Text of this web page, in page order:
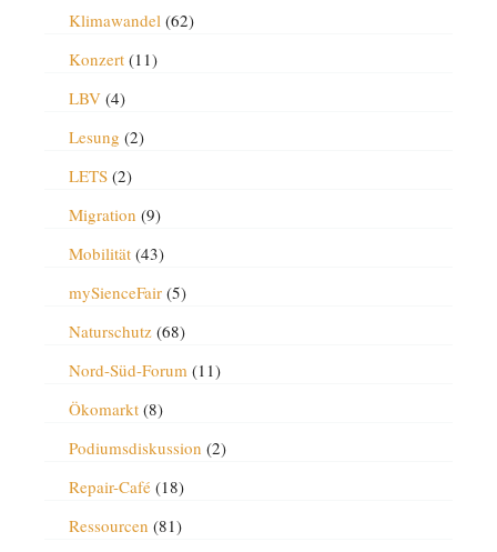
Klimawandel(62)
Konzert(11)
LBV(4)
Lesung (2)
LETS(2)
Migration (9)
Mobilität(43)
mySienceFair(5)
Naturschutz(68)
Nord-Süd-Forum(11)
Ökomarkt(8)
Podiumsdiskussion (2)
Repair-Café(18)
Ressourcen (81)